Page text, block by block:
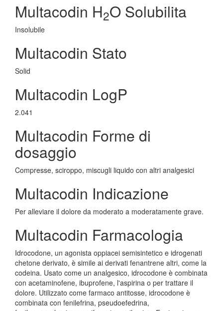
Multacodin H2O Solubilita
Insolubile
Multacodin Stato
Solid
Multacodin LogP
2.041
Multacodin Forme di
dosaggio
Compresse, sciroppo, miscugli liquido con altri analgesici
Multacodin Indicazione
Per alleviare il dolore da moderato a moderatamente grave.
Multacodin Farmacologia
Idrocodone, un agonista oppiacei semisintetico e idrogenati
chetone derivato, è simile ai derivati fenantrene altri, come la
codeina. Usato come un analgesico, idrocodone è combinata
con acetaminofene, ibuprofene, l'aspirina o per trattare il
dolore. Utilizzato come farmaco antitosse, idrocodone è
combinata con fenilefrina, pseudoefedrina,